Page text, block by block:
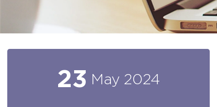
23 May 2024